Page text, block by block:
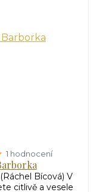
1 hodnocení
Bícová) V
citlivě a vesele